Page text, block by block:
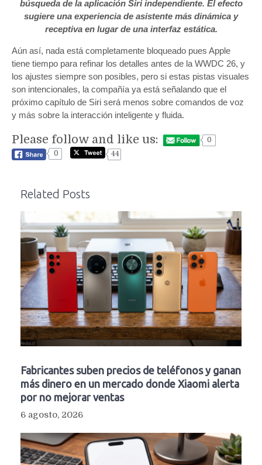
búsqueda de la aplicación Siri independiente. El efecto
sugiere una experiencia de asistente más dinámica y
receptiva en lugar de una interfaz estática.
Aún así, nada está completamente bloqueado pues Apple
tiene tiempo para refinar los detalles antes de la WWDC 26, y
los ajustes siempre son posibles, pero si estas pistas visuales
son intencionales, la compañía ya está señalando que el
próximo capítulo de Siri será menos sobre comandos de voz
y más sobre la interacción inteligente y fluida.
Please follow and like us:
0
0
44
Related Posts
Fabricantes suben precios de teléfonos y ganan
más dinero en un mercado donde Xiaomi alerta
por no mejorar ventas
6 agosto, 2026